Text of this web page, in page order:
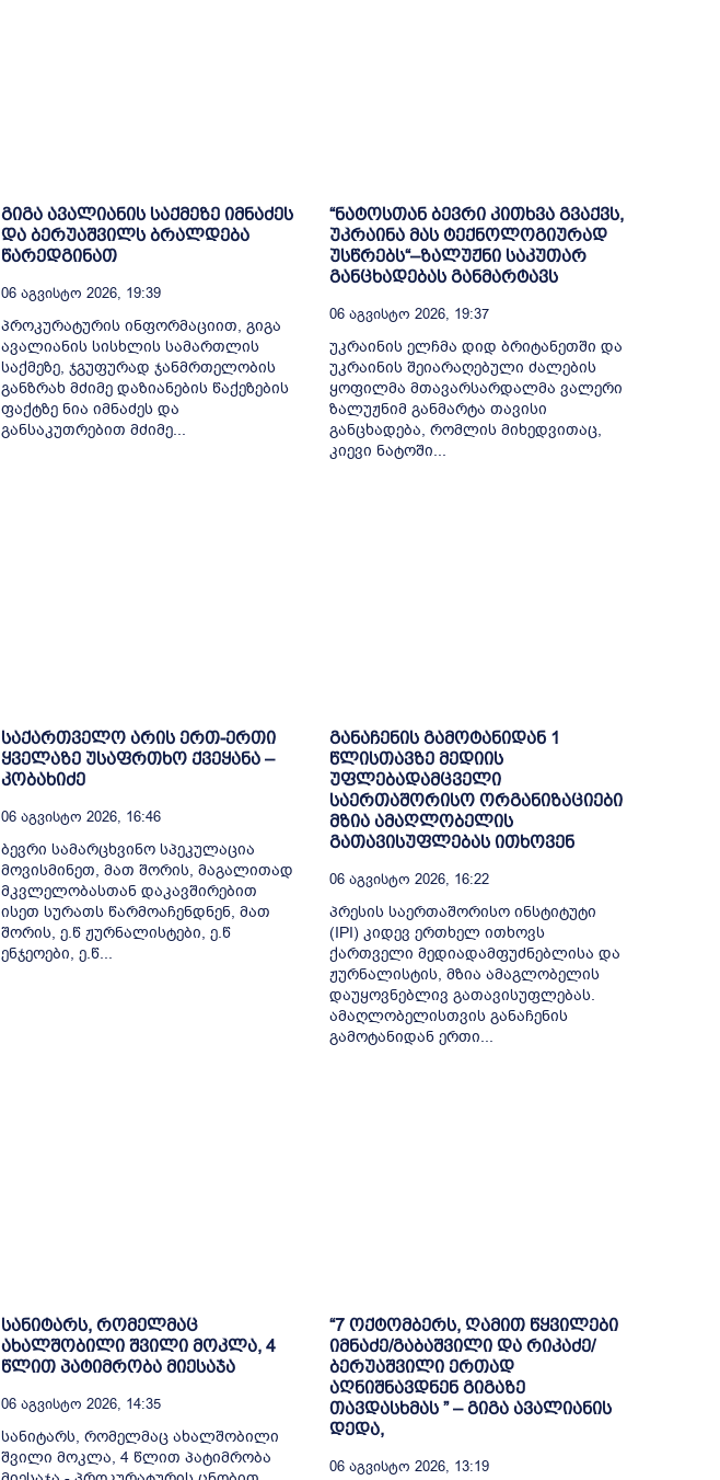
გიგა ავალიანის საქმეზე იმნაძეს
და ბერუაშვილს ბრალდება
წარედგინათ
06 Აგვისტო 2026, 19:39
პროკურატურის ინფორმაციით, გიგა
ავალიანის სისხლის სამართლის
საქმეზე, ჯგუფურად ჯანმრთელობის
განზრახ მძიმე დაზიანების წაქეზების
ფაქტზე ნია იმნაძეს და
განსაკუთრებით მძიმე...
“ნატოსთან ბევრი კითხვა გვაქვს,
უკრაინა მას ტექნოლოგიურად
უსწრებს“–ზალუჟნი საკუთარ
განცხადებას განმარტავს
06 Აგვისტო 2026, 19:37
უკრაინის ელჩმა დიდ ბრიტანეთში და
უკრაინის შეიარაღებული ძალების
ყოფილმა მთავარსარდალმა ვალერი
ზალუჟნიმ განმარტა თავისი
განცხადება, რომლის მიხედვითაც,
კიევი ნატოში...
საქართველო არის ერთ-ერთი
ყველაზე უსაფრთხო ქვეყანა –
კობახიძე
06 Აგვისტო 2026, 16:46
ბევრი სამარცხვინო სპეკულაცია
მოვისმინეთ, მათ შორის, მაგალითად
მკვლელობასთან დაკავშირებით
ისეთ სურათს წარმოაჩენდნენ, მათ
შორის, ე.წ ჟურნალისტები, ე.წ
ენჯეოები, ე.წ...
განაჩენის გამოტანიდან 1
წლისთავზე მედიის
უფლებადამცველი
საერთაშორისო ორგანიზაციები
მზია ამაღლობელის
გათავისუფლებას ითხოვენ
06 Აგვისტო 2026, 16:22
პრესის საერთაშორისო ინსტიტუტი
(IPI) კიდევ ერთხელ ითხოვს
ქართველი მედიადამფუძნებლისა და
ჟურნალისტის, მზია ამაგლობელის
დაუყოვნებლივ გათავისუფლებას.
ამაღლობელისთვის განაჩენის
გამოტანიდან ერთი...
სანიტარს, რომელმაც
ახალშობილი შვილი მოკლა, 4
წლით პატიმრობა მიესაჯა
06 Აგვისტო 2026, 14:35
სანიტარს, რომელმაც ახალშობილი
შვილი მოკლა, 4 წლით პატიმრობა
“7 ოქტომბერს, ღამით წყვილები
იმნაძე/გაბაშვილი და რიკაძე/
ბერუაშვილი ერთად
აღნიშნავდნენ გიგაზე
თავდასხმას ” – გიგა ავალიანის
დედა,
06 Აგვისტო 2026, 13:19